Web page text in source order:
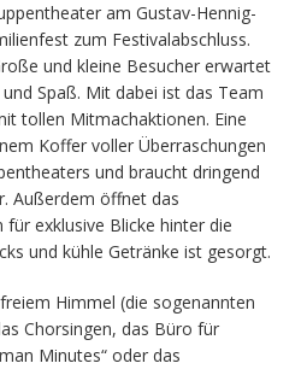
am Gustav-Hennig-
zum Festivalabschluss.
und kleine Besucher erwartet
Spaß. Mit dabei ist das Team
tollen Mitmachaktionen. Eine
Koffer voller Überraschungen
und braucht dringend
Außerdem öffnet das
exklusive Blicke hinter die
und kühle Getränke ist gesorgt.
Himmel (die sogenannten
Chorsingen, das Büro für
Minutes“ oder das